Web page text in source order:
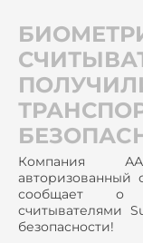
Компания
авторизованный
сообщает о
считывателями
безопасности!